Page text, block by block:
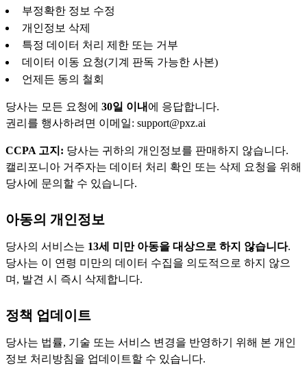
부정확한 정보 수정
개인정보 삭제
특정 데이터 처리 제한 또는 거부
데이터 이동 요청(기계 판독 가능한 사본)
언제든 동의 철회
당사는 모든 요청에 30일 이내 에 응답합니다.
권리를 행사하려면 이메일: support@pxz.ai
CCPA 고지: 당사는 귀하의 개인정보를 판매하지 않습니다.
캘리포니아 거주자는 데이터 처리 확인 또는 삭제 요청을 위해
당사에 문의할 수 있습니다.
아동의 개인정보
당사의 서비스는 13세 미만 아동을 대상으로 하지 않습니다.
당사는 이 연령 미만의 데이터 수집을 의도적으로 하지 않으
며, 발견 시 즉시 삭제합니다.
정책 업데이트
당사는 법률, 기술 또는 서비스 변경을 반영하기 위해 본 개인
정보 처리방침을 업데이트할 수 있습니다.